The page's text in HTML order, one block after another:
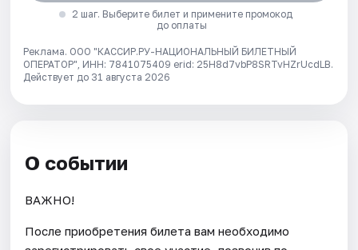
2 шаг. Выберите билет и примените промокод
до оплаты
Реклама. ООО "КАССИР.РУ-НАЦИОНАЛЬНЫЙ БИЛЕТНЫЙ
ОПЕРАТОР", ИНН: 7841075409 erid: 25H8d7vbP8SRTvHZrUcdLB.
Действует до 31 августа 2026
О событии
ВАЖНО!
После приобретения билета вам необходимо